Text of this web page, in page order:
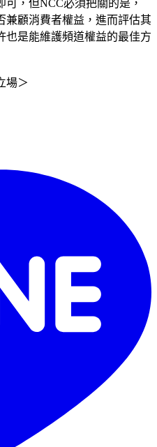
，但NCC必須把關的是，
兼顧消費者權益，進而評估其
也是能維護頻道權益的最佳方
場＞